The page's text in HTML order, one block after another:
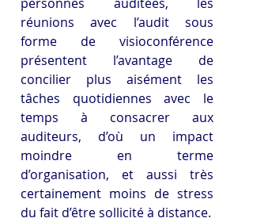
réunions avec l’audit sous
forme de visioconférence
présentent l’avantage de
concilier plus aisément les
tâches quotidiennes avec le
temps à consacrer aux
auditeurs, d’où un impact
moindre en terme
d’organisation, et aussi très
certainement moins de stress
du fait d’être sollicité à distance.